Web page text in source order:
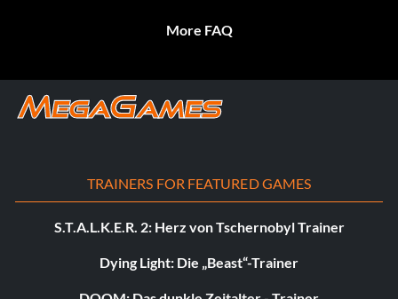
More FAQ
TRAINERS FOR FEATURED GAMES
S.T.A.L.K.E.R. 2: Herz von Tschernobyl Trainer
Dying Light: Die „Beast“-Trainer